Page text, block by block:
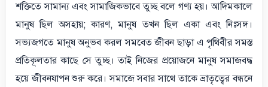
শক্তিতে সামান্য এবং সামাজিকভাবে তুচ্ছ বলে গণ্য হয়। আদিমকালে
মানুষ ছিল অসহায়; কারণ, মানুষ তখন ছিল একা এবং নিঃসঙ্গ।
সভ্যজগতে মানুষ অনুভব করল সমবেত জীবন ছাড়া এ পৃথিবীর সমস্ত
প্রতিকূলতার কাছে সে তুচ্ছ। তাই নিজের প্রয়োজনে মানুষ সমাজবদ্ধ
হয়ে জীবনযাপন শুরু করে। সমাজে সবার সাথে তাকে ভ্রাতৃত্বের বন্ধনে